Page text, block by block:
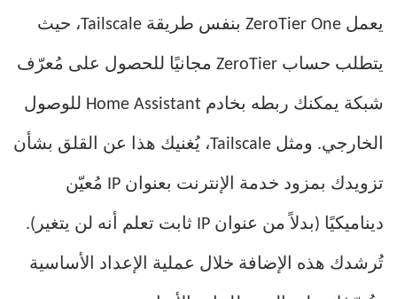
يعمل ZeroTier One بنفس طريقة Tailscale، حيث
يتطلب حساب ZeroTier مجانيًا للحصول على مُعرّف
شبكة يمكنك ربطه بخادم Home Assistant للوصول
الخارجي. ومثل Tailscale، يُغنيك هذا عن القلق بشأن
تزويدك بمزود خدمة الإنترنت بعنوان IP مُعيّن
ديناميكيًا (بدلاً من عنوان IP ثابت تعلم أنه لن يتغير).
تُرشدك هذه الإضافة خلال عملية الإعداد الأساسية